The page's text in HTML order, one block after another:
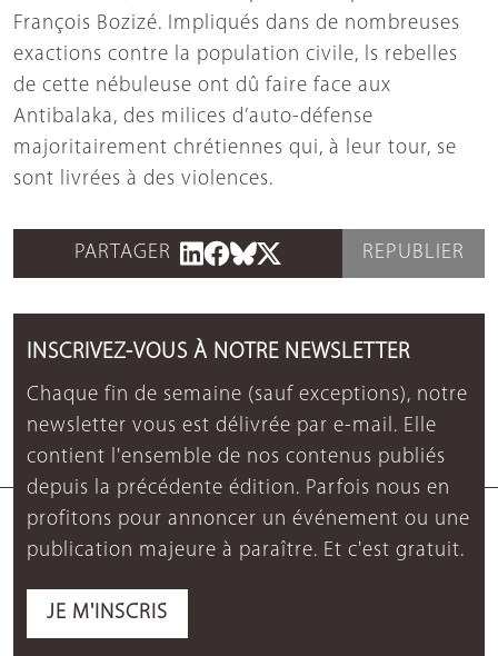
François Bozizé. Impliqués dans de nombreuses
exactions contre la population civile, ls rebelles
de cette nébuleuse ont dû faire face aux
Antibalaka, des milices d’auto-défense
majoritairement chrétiennes qui, à leur tour, se
sont livrées à des violences.
PARTAGER REPUBLIER
INSCRIVEZ-VOUS À NOTRE NEWSLETTER
Chaque fin de semaine (sauf exceptions), notre
newsletter vous est délivrée par e-mail. Elle
contient l'ensemble de nos contenus publiés
depuis la précédente édition. Parfois nous en
profitons pour annoncer un événement ou une
publication majeure à paraître. Et c'est gratuit.
JE M'INSCRIS